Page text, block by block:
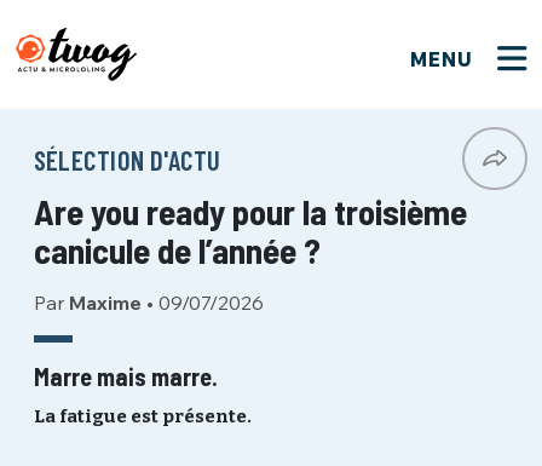
MENU
SÉLECTION D'ACTU
Are you ready pour la troisième
canicule de l’année ?
Par Maxime • 09/07/2026
Marre mais marre.
La fatigue est présente.
Bienvenue !
PSEUDO*
EMAIL*
PASSWORD*
Connexion
PSEUDO
MOT DE PASSE
VOTRE PARTICIPATION
Que souhaitez-vous proposer ?
Quelques tweets
C'EST PARTI
Ma propre sélection